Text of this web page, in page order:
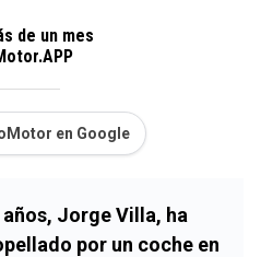
de un mes
en Google
Jorge Villa, ha
por un coche en